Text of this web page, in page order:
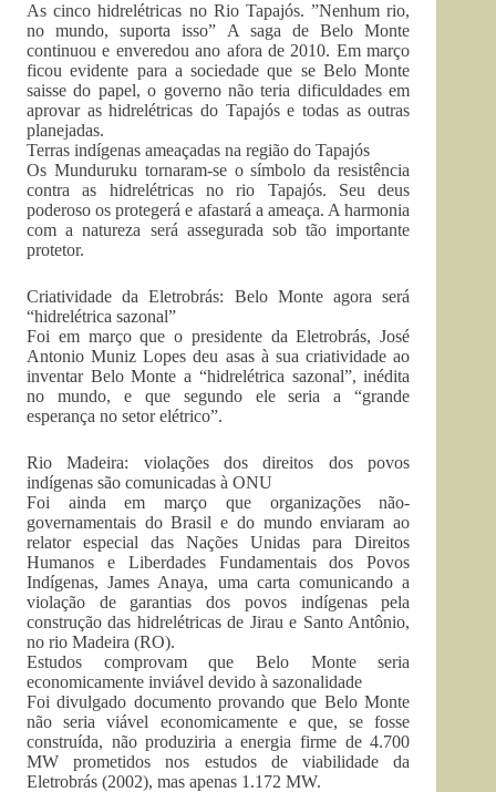
As cinco hidrelétricas no Rio Tapajós. ”Nenhum rio,
no mundo, suporta isso” A saga de Belo Monte
continuou e enveredou ano afora de 2010. Em março
ficou evidente para a sociedade que se Belo Monte
saisse do papel, o governo não teria dificuldades em
aprovar as hidrelétricas do Tapajós e todas as outras
planejadas.
Terras indígenas ameaçadas na região do Tapajós
Os Munduruku tornaram-se o símbolo da resistência
contra as hidrelétricas no rio Tapajós. Seu deus
poderoso os protegerá e afastará a ameaça. A harmonia
com a natureza será assegurada sob tão importante
protetor.
Criatividade da Eletrobrás: Belo Monte agora será
“hidrelétrica sazonal”
Foi em março que o presidente da Eletrobrás, José
Antonio Muniz Lopes deu asas à sua criatividade ao
inventar Belo Monte a “hidrelétrica sazonal”, inédita
no mundo, e que segundo ele seria a “grande
esperança no setor elétrico”.
Rio Madeira: violações dos direitos dos povos
indígenas são comunicadas à ONU
Foi ainda em março que organizações não-
governamentais do Brasil e do mundo enviaram ao
relator especial das Nações Unidas para Direitos
Humanos e Liberdades Fundamentais dos Povos
Indígenas, James Anaya, uma carta comunicando a
violação de garantias dos povos indígenas pela
construção das hidrelétricas de Jirau e Santo Antônio,
no rio Madeira (RO).
Estudos comprovam que Belo Monte seria
economicamente inviável devido à sazonalidade
Foi divulgado documento provando que Belo Monte
não seria viável economicamente e que, se fosse
construída, não produziria a energia firme de 4.700
MW prometidos nos estudos de viabilidade da
Eletrobrás (2002), mas apenas 1.172 MW.